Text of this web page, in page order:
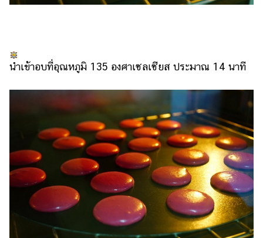
นำเข้าอบที่อุณหภูมิ 135 องศาเซลเซียส ประมาณ 14 นาที